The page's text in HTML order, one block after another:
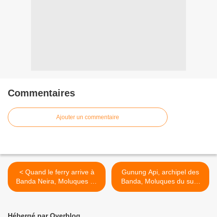
Commentaires
Ajouter un commentaire
< Quand le ferry arrive à
Banda Neira, Moluques du
sud, Indonésie.
Gunung Api, archipel des
Banda, Moluques du sud,
Indonésie. >